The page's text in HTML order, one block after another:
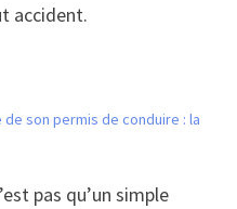
accident.
son permis de conduire : la
pas qu’un simple